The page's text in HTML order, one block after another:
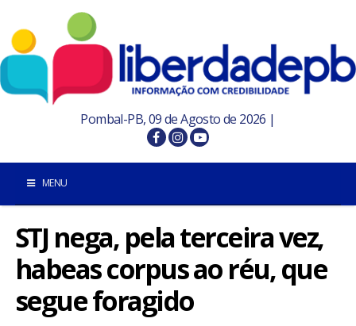
Pombal-PB, 09 de Agosto de 2026 |
MENU
INÍCIO
POMBAL E REGIÃO
PARAÍBA
STJ nega, pela terceira vez,
habeas corpus ao réu, que
segue foragido